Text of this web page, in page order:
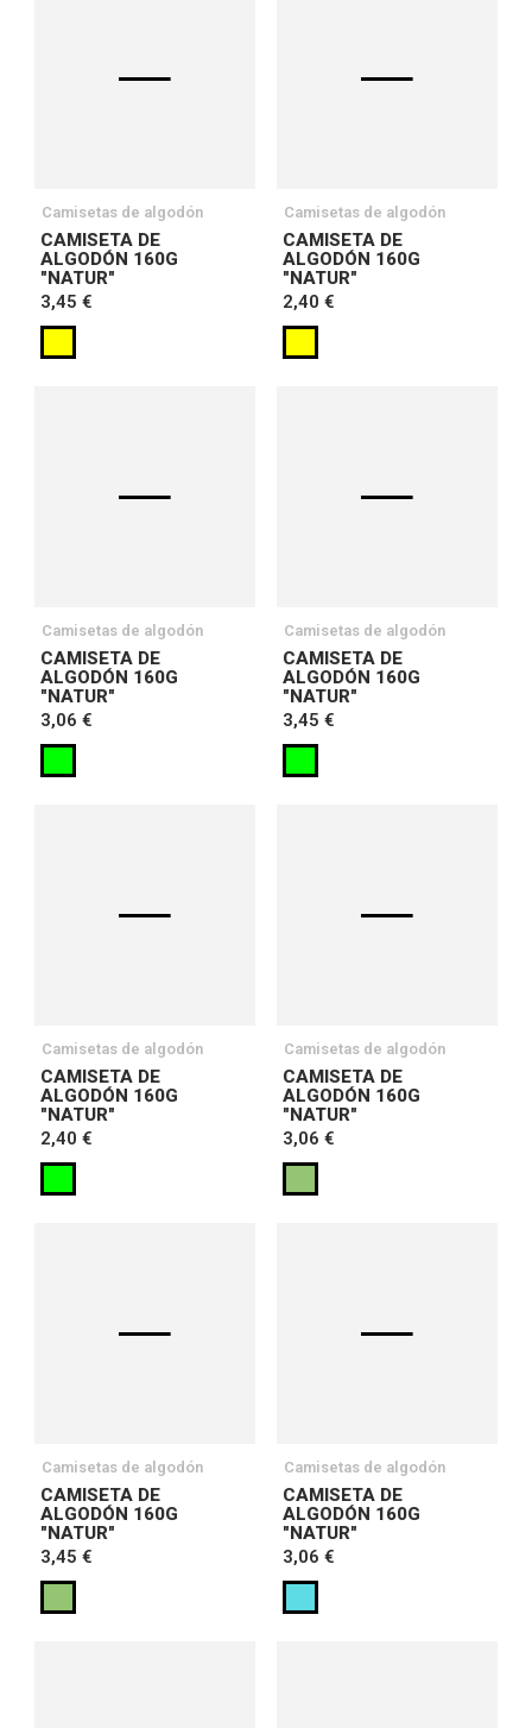
Camisetas de algodón
CAMISETA DE
ALGODÓN 160G
"NATUR"
3,45 €
Camisetas de algodón
CAMISETA DE
ALGODÓN 160G
"NATUR"
2,40 €
Camisetas de algodón
CAMISETA DE
ALGODÓN 160G
"NATUR"
3,06 €
Camisetas de algodón
CAMISETA DE
ALGODÓN 160G
"NATUR"
3,45 €
Camisetas de algodón
CAMISETA DE
ALGODÓN 160G
"NATUR"
2,40 €
Camisetas de algodón
CAMISETA DE
ALGODÓN 160G
"NATUR"
3,06 €
Camisetas de algodón
CAMISETA DE
ALGODÓN 160G
"NATUR"
3,45 €
Camisetas de algodón
CAMISETA DE
ALGODÓN 160G
"NATUR"
3,06 €